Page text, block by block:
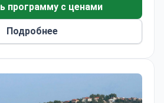
программу с ценами
Подробнее